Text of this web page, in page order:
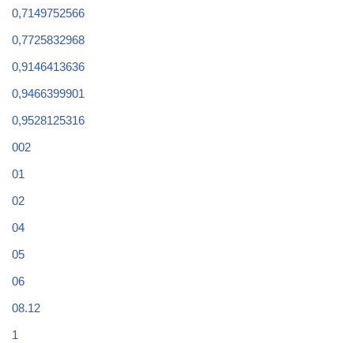
0,7149752566
0,7725832968
0,9146413636
0,9466399901
0,9528125316
002
01
02
04
05
06
08.12
1